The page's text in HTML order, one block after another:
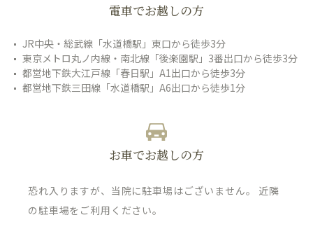
電車でお越しの方
JR中央・総武線「水道橋駅」東口から徒歩3分
東京メトロ丸ノ内線・南北線「後楽園駅」3番出口から徒歩3分
都営地下鉄大江戸線「春日駅」A1出口から徒歩3分
都営地下鉄三田線「水道橋駅」A6出口から徒歩1分
お車でお越しの方
恐れ入りますが、当院に駐車場はございません。 近隣
の駐車場をご利用ください。